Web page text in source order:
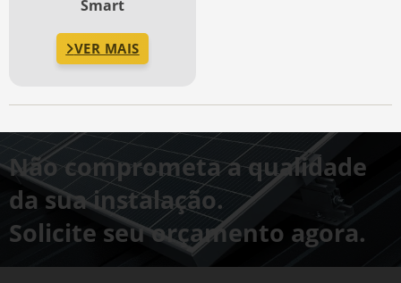
Smart
VER MAIS
Não comprometa a qualidade
da sua instalação.
Solicite seu orçamento agora.